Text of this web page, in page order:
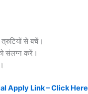
त्रुटियों से बचें।
संलग्न करें।
Apply Link – Click Here